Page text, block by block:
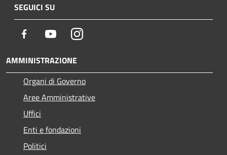
SEGUICI SU
Facebook YoutubeInstagram
AMMINISTRAZIONE
Organi di Governo
Aree Amministrative
Uffici
Enti e fondazioni
Politici